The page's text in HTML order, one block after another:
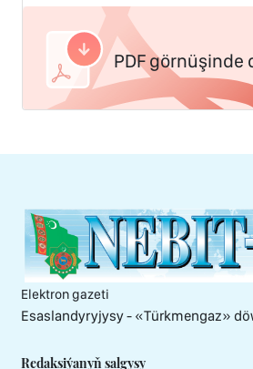
PDF görnüşinde
Elektron gazeti
Esaslandyryjysy - «Тürkmengaz»
Redaksiýanyň salgysy